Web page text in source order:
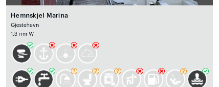
Hemnskjel Marina
Gjestehavn
1.3 nm W